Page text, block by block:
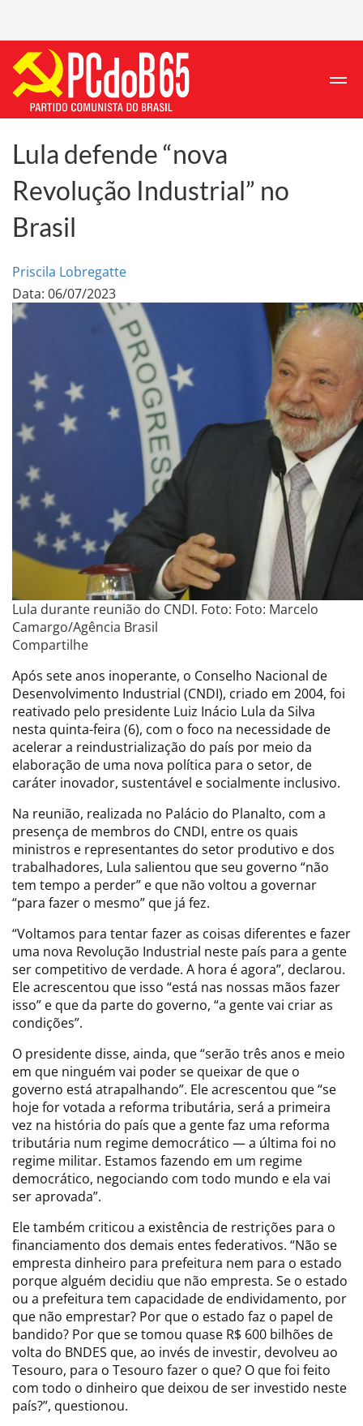
Lula defende “nova
Revolução Industrial” no
Brasil
Priscila Lobregatte
Data: 06/07/2023
Lula durante reunião do CNDI. Foto: Foto: Marcelo
Camargo/Agência Brasil
Compartilhe
Após sete anos inoperante, o Conselho Nacional de
Desenvolvimento Industrial (CNDI), criado em 2004, foi
reativado pelo presidente Luiz Inácio Lula da Silva
nesta quinta-feira (6), com o foco na necessidade de
acelerar a reindustrialização do país por meio da
elaboração de uma nova política para o setor, de
caráter inovador, sustentável e socialmente inclusivo.
Na reunião, realizada no Palácio do Planalto, com a
presença de membros do CNDI, entre os quais
ministros e representantes do setor produtivo e dos
trabalhadores, Lula salientou que seu governo “não
tem tempo a perder” e que não voltou a governar
“para fazer o mesmo” que já fez.
“Voltamos para tentar fazer as coisas diferentes e fazer
uma nova Revolução Industrial neste país para a gente
ser competitivo de verdade. A hora é agora”, declarou.
Ele acrescentou que isso “está nas nossas mãos fazer
isso” e que da parte do governo, “a gente vai criar as
condições”.
O presidente disse, ainda, que “serão três anos e meio
em que ninguém vai poder se queixar de que o
governo está atrapalhando”. Ele acrescentou que “se
hoje for votada a reforma tributária, será a primeira
vez na história do país que a gente faz uma reforma
tributária num regime democrático — a última foi no
regime militar. Estamos fazendo em um regime
democrático, negociando com todo mundo e ela vai
ser aprovada”.
Ele também criticou a existência de restrições para o
financiamento dos demais entes federativos. “Não se
empresta dinheiro para prefeitura nem para o estado
porque alguém decidiu que não empresta. Se o estado
ou a prefeitura tem capacidade de endividamento, por
que não emprestar? Por que o estado faz o papel de
bandido? Por que se tomou quase R$ 600 bilhões de
volta do BNDES que, ao invés de investir, devolveu ao
Tesouro, para o Tesouro fazer o que? O que foi feito
com todo o dinheiro que deixou de ser investido neste
país?”, questionou.